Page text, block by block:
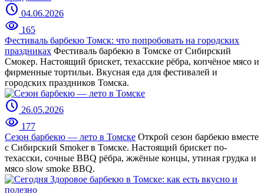
schedule 04.06.2026
visibility 165
Фестиваль барбекю Томск: что попробовать на городских
праздниках Фестиваль барбекю в Томске от Сибирский
Смокер. Настоящий брискет, техасские рёбра, копчёное мясо и
фирменные тортильи. Вкусная еда для фестивалей и
городских праздников Томска.
schedule 26.05.2026
visibility 177
Сезон барбекю — лето в Томске Открой сезон барбекю вместе
с Сибирский Smoker в Томске. Настоящий брискет по-
техасски, сочные BBQ рёбра, жжёные концы, утиная грудка и
мясо slow smoke BBQ.